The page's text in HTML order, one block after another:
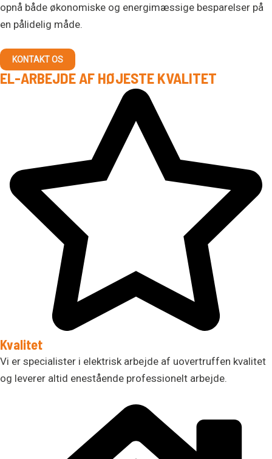
opnå både økonomiske og energimæssige besparelser på
en pålidelig måde.
KONTAKT OS
EL-ARBEJDE AF HØJESTE KVALITET
Kvalitet
Vi er specialister i elektrisk arbejde af uovertruffen kvalitet
og leverer altid enestående professionelt arbejde.